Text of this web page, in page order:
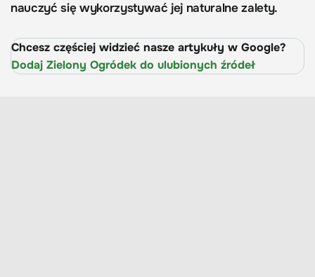
nauczyć się wykorzystywać jej naturalne zalety.
Chcesz częściej widzieć nasze artykuły w Google?
Dodaj Zielony Ogródek do ulubionych źródeł